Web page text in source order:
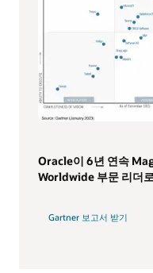
Oracle이 6년 연속
Worldwide 부문 리더
Gartner 보고서 받기